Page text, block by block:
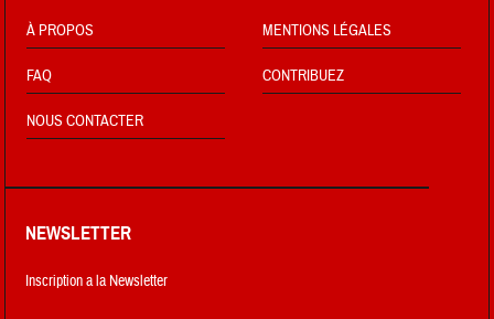
À PROPOS MENTIONS LÉGALES
FAQ CONTRIBUEZ
NOUS CONTACTER
NEWSLETTER
Inscription a la Newsletter